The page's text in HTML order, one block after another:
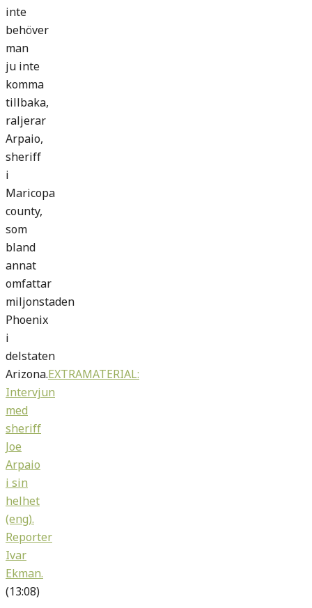
inte
behöver
man
ju inte
komma
tillbaka,
raljerar
Arpaio,
sheriff
i
Maricopa
county,
som
bland
annat
omfattar
miljonstaden
Phoenix
i
delstaten
Arizona.EXTRAMATERIAL:
Intervjun
med
sheriff
Joe
Arpaio
i sin
helhet
(eng).
Reporter
Ivar
Ekman.
(13:08)